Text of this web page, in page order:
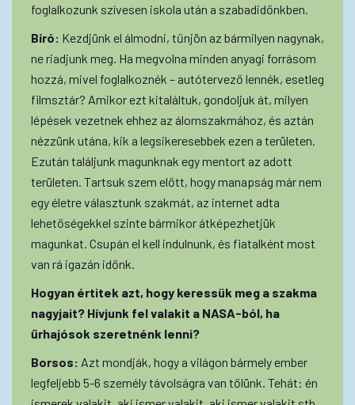
foglalkozunk szívesen iskola után a szabadidőnkben.
Bíró: Kezdjünk el álmodni, tűnjön az bármilyen nagynak,
ne riadjunk meg. Ha megvolna minden anyagi forrásom
hozzá, mivel foglalkoznék – autótervező lennék, esetleg
filmsztár? Amikor ezt kitaláltuk, gondoljuk át, milyen
lépések vezetnek ehhez az álomszakmához, és aztán
nézzünk utána, kik a legsikeresebbek ezen a területen.
Ezután találjunk magunknak egy mentort az adott
területen. Tartsuk szem előtt, hogy manapság már nem
egy életre választunk szakmát, az internet adta
lehetőségekkel szinte bármikor átképezhetjük
magunkat. Csupán el kell indulnunk, és fiatalként most
van rá igazán időnk.
Hogyan értitek azt, hogy keressük meg a szakma
nagyjait? Hívjunk fel valakit a NASA-ból, ha
űrhajósok szeretnénk lenni?
Borsos: Azt mondják, hogy a világon bármely ember
legfeljebb 5-6 személy távolságra van tőlünk. Tehát: én